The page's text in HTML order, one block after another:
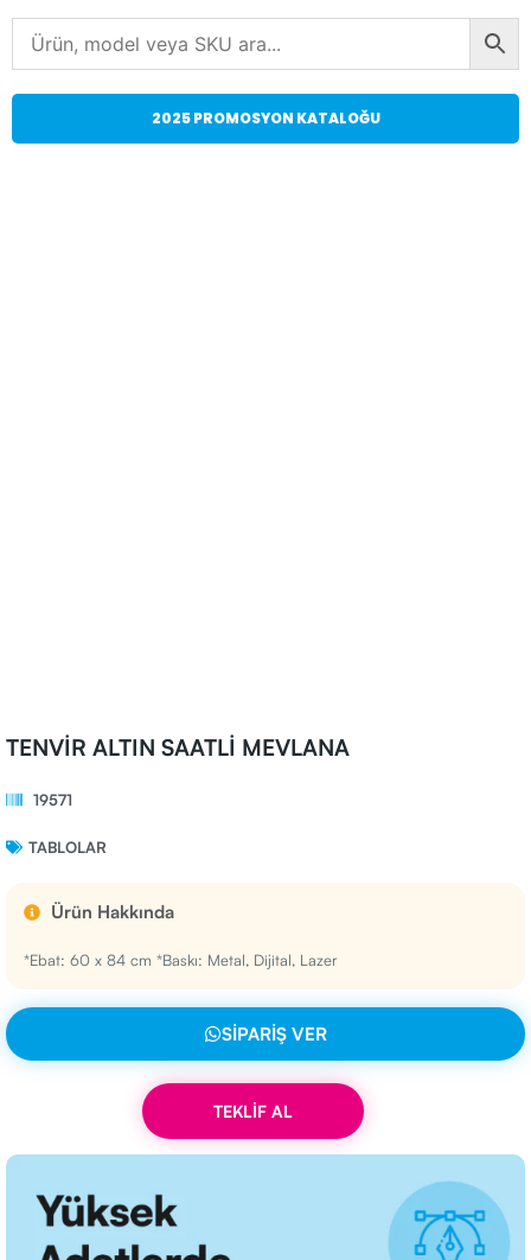
2025 PROMOSYON KATALOĞU
TENVİR ALTIN SAATLİ MEVLANA
19571
TABLOLAR
Ürün Hakkında
*Ebat: 60 x 84 cm *Baskı: Metal, Dijital, Lazer
SIPARIŞ VER
TEKLİF AL